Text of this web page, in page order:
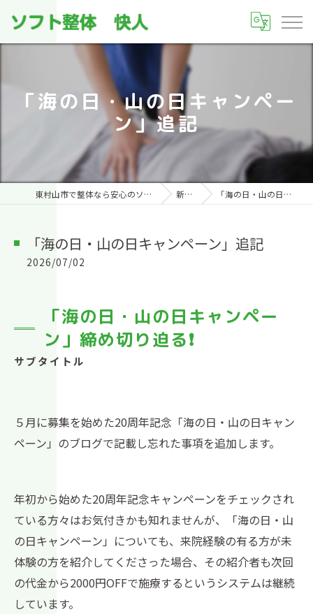
「海の日・山の日キャンペー
ン」追記
東村山市で整体なら安心のソフト整体 快人(かいんど) 新着情報 「海の日・山の日キャンペーン」追記
「海の日・山の日キャンペーン」追記
2026/07/02
「海の日・山の日キャンペー
ン」締め切り迫る❗
サブタイトル
５月に募集を始めた20周年記念「海の日・山の日キャン
ペーン」のブログで記載し忘れた事項を追加します。
年初から始めた20周年記念キャンペーンをチェックされ
ている方々はお気付きかも知れませんが、「海の日・山
の日キャンペーン」についても、来院経験の有る方が未
体験の方を紹介してくださった場合、その紹介者も次回
の代金から2000円OFFで施療するというシステムは継続
しています。